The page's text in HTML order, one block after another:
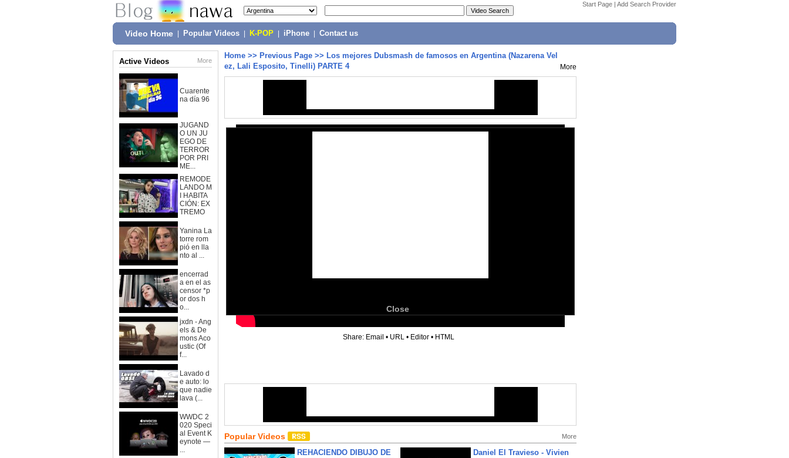
Start Page | Add Search Provider
Video Home Popular Videos K-POP iPhone Contact us
Active Videos More
Cuarente
na día 96
JUGAND
O UN JU
EGO DE
TERROR
POR PRI
ME...
REMODE
LANDO M
I HABITA
CIÓN: EX
TREMO
Yanina La
torre rom
pió en lla
nto al ...
encerrad
a en el as
censor *p
or dos h
o...
jxdn - Ang
els & De
mons Aco
ustic (Of
f...
Lavado d
e auto: lo
que nadie
lava (...
WWDC 2
020 Speci
al Event K
eynote —
...
Home >> Previous Page >> Los mejores Dubsmash de famosos en Argentina (Nazarena Vel
ez, Lali Esposito, Tinelli) PARTE 4
More
Close
Share: Email • URL • Editor • HTML
Popular Videos More
REHACIENDO DIBUJO DE
Daniel El Travieso - Vivien